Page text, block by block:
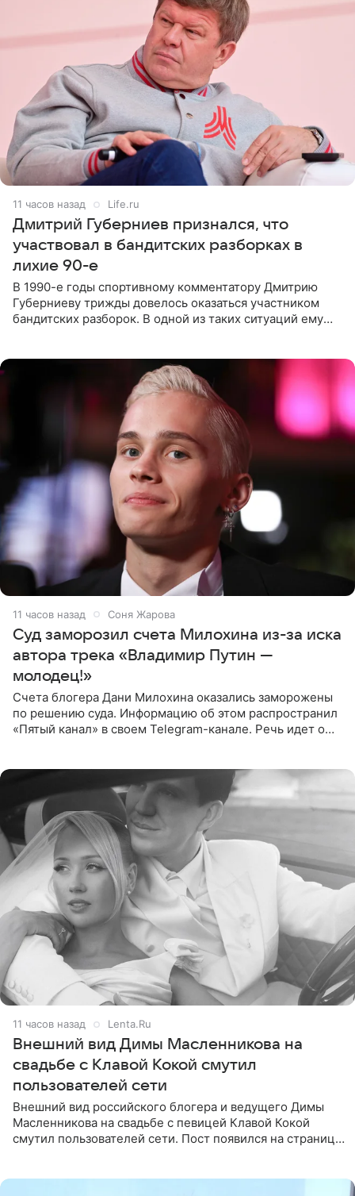
11 часов назад Life.ru
Дмитрий Губерниев признался, что
участвовал в бандитских разборках в
лихие 90-е
В 1990-е годы спортивному комментатору Дмитрию
Губерниеву трижды довелось оказаться участником
бандитских разборок. В одной из таких ситуаций ему
11 часов назад Соня Жарова
Суд заморозил счета Милохина из-за иска
автора трека «Владимир Путин —
молодец!»
Счета блогера Дани Милохина оказались заморожены
по решению суда. Информацию об этом распространил
«Пятый канал» в своем Telegram-канале. Речь идет о
11 часов назад Lenta.Ru
Внешний вид Димы Масленникова на
свадьбе с Клавой Кокой смутил
пользователей сети
Внешний вид российского блогера и ведущего Димы
Масленникова на свадьбе с певицей Клавой Кокой
смутил пользователей сети. Пост появился на странице